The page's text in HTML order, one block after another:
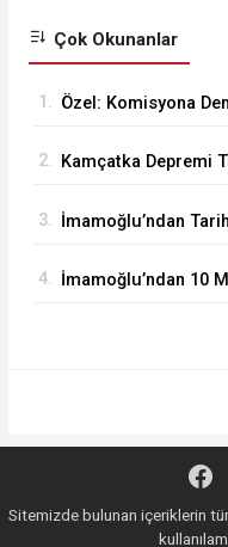
Çok Okunanlar
1. Özel: Komisyona
2. Kamçatka Depremi
3. İmamoğlu’ndan
4. İmamoğlu’ndan 10
Sitemizde bulunan içeriklerin